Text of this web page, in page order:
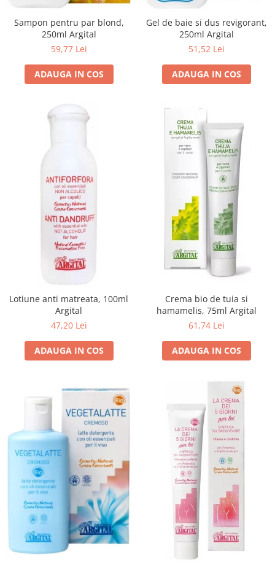
Sampon pentru par blond,
250ml Argital
59,77 Lei
ADAUGA IN COS
Gel de baie si dus revigorant,
250ml Argital
51,52 Lei
ADAUGA IN COS
Lotiune anti matreata, 100ml
Argital
47,20 Lei
ADAUGA IN COS
Crema bio de tuia si
hamamelis, 75ml Argital
61,74 Lei
ADAUGA IN COS